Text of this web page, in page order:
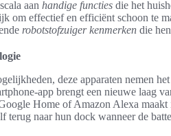
aan handige functies die het
om effectief en efficiënt schoon te
robotstofzuiger kenmerken die
deze apparaten nemen
app brengt een nieuwe laag
Home of Amazon Alexa
terug naar hun dock wanneer de